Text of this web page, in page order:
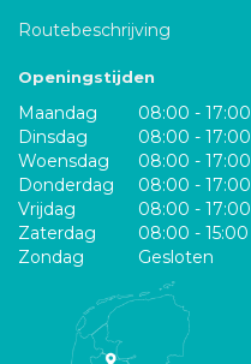
Routebeschrijving
Openingstijden
Maandag
08:00 - 17:00
Dinsdag
08:00 - 17:00
Woensdag
08:00 - 17:00
Donderdag
08:00 - 17:00
Vrijdag
08:00 - 17:00
Zaterdag
08:00 - 15:00
Zondag
Gesloten